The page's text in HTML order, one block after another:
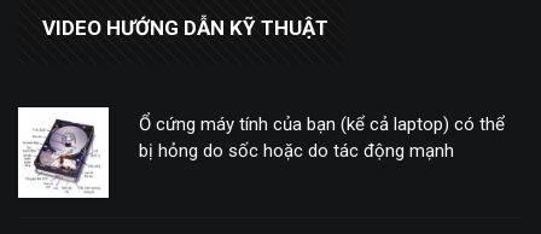
VIDEO HƯỚNG DẪN KỸ THUẬT
Ổ cứng máy tính của bạn (kể cả laptop) có thể
bị hỏng do sốc hoặc do tác động mạnh